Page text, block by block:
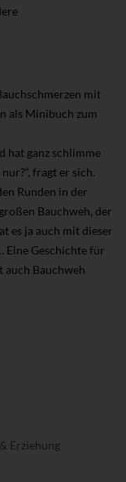
mit
als Minibuch zum
hat ganz schlimme
fragt er sich.
Runden in der
Bauchweh, der
es ja auch mit dieser
Eine Geschichte für
auch Bauchweh
Erziehung